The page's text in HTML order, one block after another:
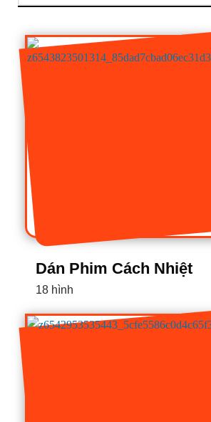
Dán Phim Cách Nhiệt
18 hình